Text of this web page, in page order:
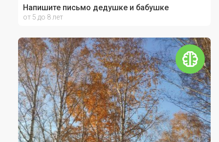
Напишите письмо дедушке и бабушке
от 5 до 8 лет